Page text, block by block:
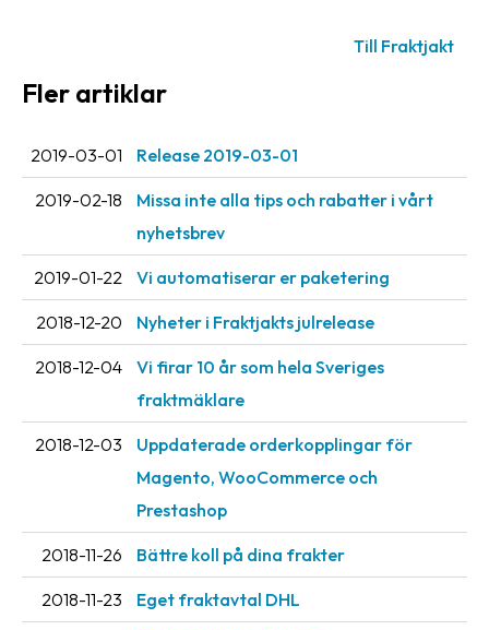
&
Nyhetsarkiv
Kontakta
Villkor
Allmänna
villkor
Integritet
Förbjudet
Till Fraktjakt
Fler artiklar
2019-03-01 Release 2019-03-01
2019-02-18
Missa inte alla tips och rabatter i vårt
nyhetsbrev
2019-01-22 Vi automatiserar er paketering
2018-12-20 Nyheter i Fraktjakts julrelease
2018-12-04
Vi firar 10 år som hela Sveriges
fraktmäklare
2018-12-03
Uppdaterade orderkopplingar för
Magento, WooCommerce och
Prestashop
2018-11-26 Bättre koll på dina frakter
2018-11-23 Eget fraktavtal DHL